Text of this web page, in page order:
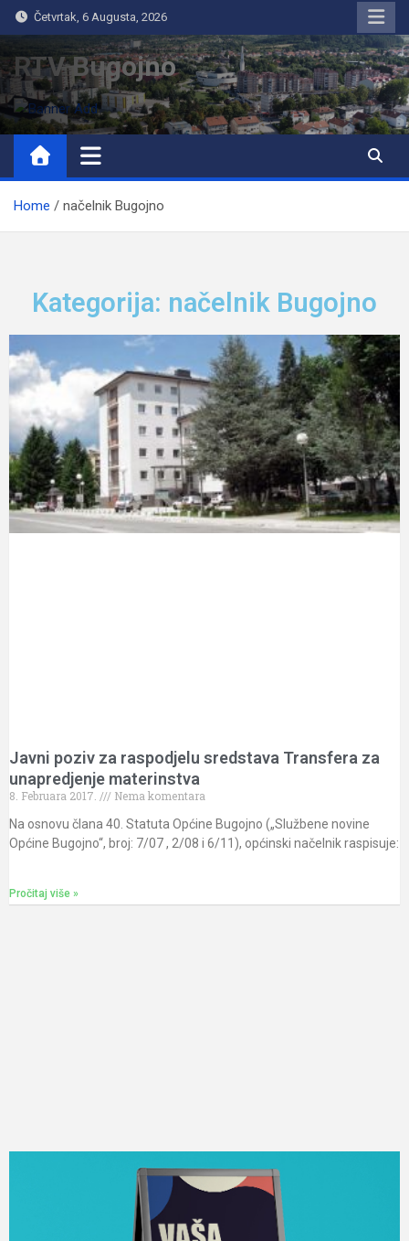
Četvrtak, 6 Augusta, 2026
RTV Bugojno
Home načelnik Bugojno
Kategorija: načelnik Bugojno
Javni poziv za raspodjelu sredstava Transfera za
unapredjenje materinstva
8. Februara 2017.
Nema komentara
Na osnovu člana 40. Statuta Općine Bugojno („Službene novine
Općine Bugojno“, broj: 7/07 , 2/08 i 6/11), općinski načelnik raspisuje:
Pročitaj više »